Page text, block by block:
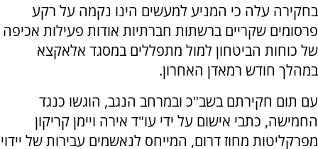
בחקירה עלה כי המניע למעשים הינו נקמה על רקע
פרסומים שקריים ברשתות חברתיות אודות פעילות אכיפה
של כוחות הביטחון למול מתפללים במסגד אלאקצא
במהלך חודש רמאדן האחרון.
עם תום חקירתם בשב"כ ובמרחב הנגב, הוגשו כנגד
החמישה, כתבי אישום על ידי עו"ד אירה ויימן קריקון
מפרקליטות מחוז דרום, המייחס לנאשמים עבירות של יידוי